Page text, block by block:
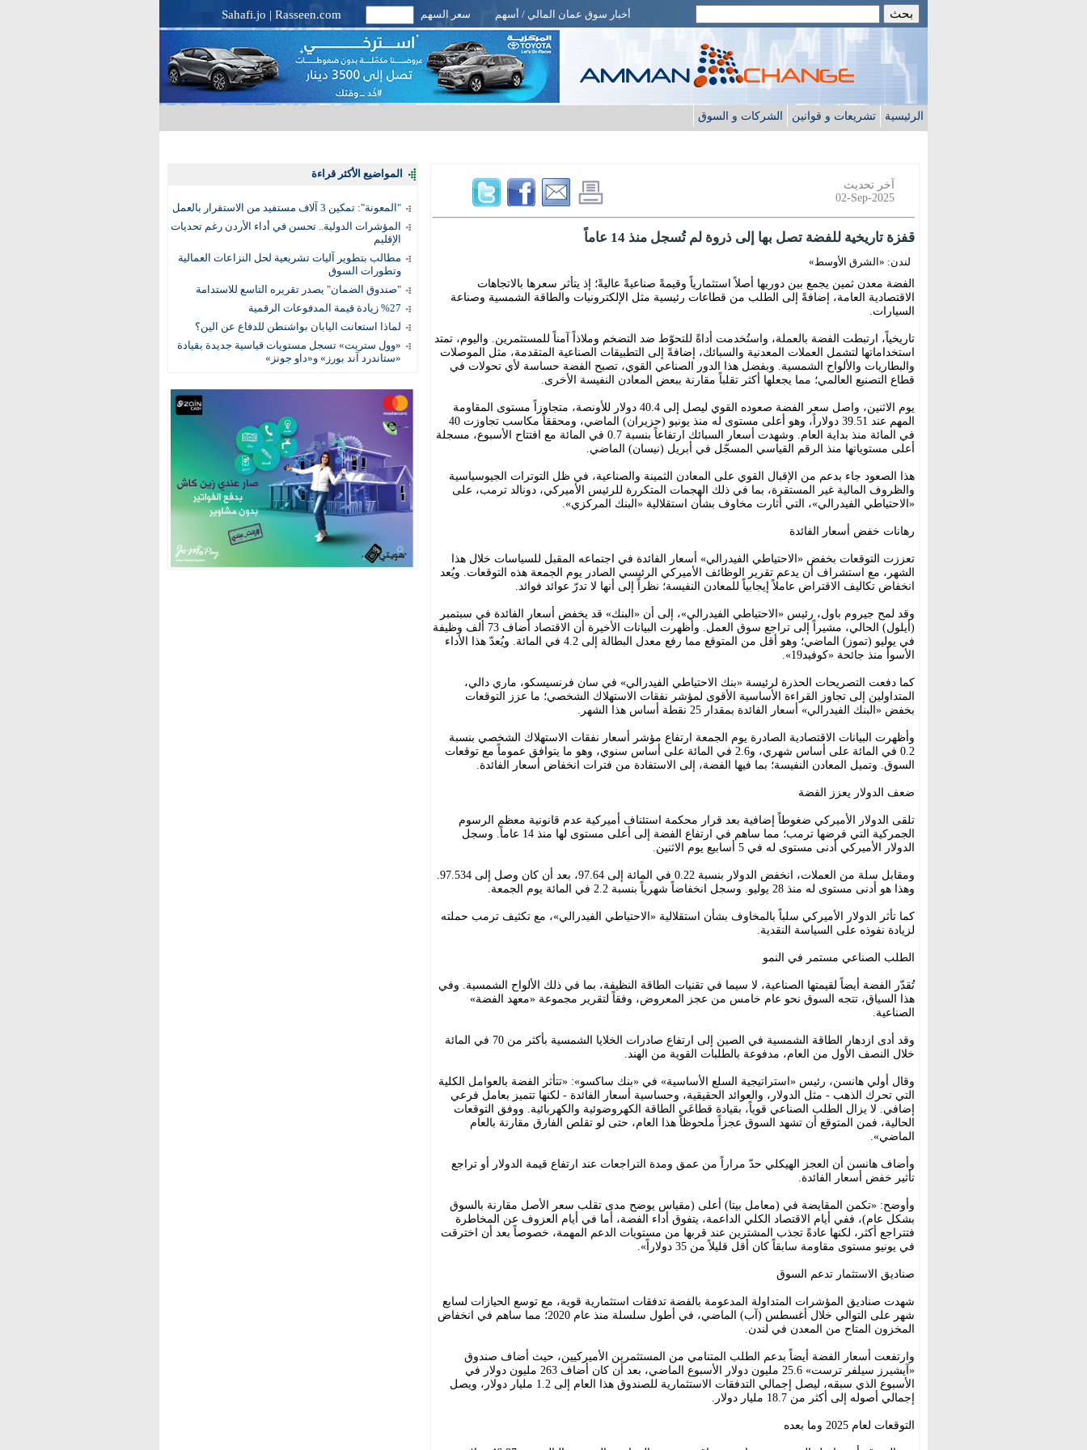
أخبار سوق عمان المالي / أسهم سعر السهم Sahafi.jo | Rasseen.com
الرئيسية تشريعات و قوانين الشركات و السوق
المواضيع الأكثر قراءة
"المعونة": تمكين 3 آلاف مستفيد من الاستقرار بالعمل
المؤشرات الدولية.. تحسن في أداء الأردن رغم تحديات
الإقليم
مطالب بتطوير آليات تشريعية لحل النزاعات العمالية
وتطورات السوق
"صندوق الضمان" يصدر تقريره التاسع للاستدامة
%27 زيادة قيمة المدفوعات الرقمية
لماذا استعانت اليابان بواشنطن للدفاع عن الين؟
«وول ستريت» تسجل مستويات قياسية جديدة بقيادة
«ستاندرد آند بورز» و«داو جونز»
آخر تحديث
02-Sep-2025
قفزة تاريخية للفضة تصل بها إلى ذروة لم تُسجل منذ 14 عاماً
لندن: «الشرق الأوسط»
الفضة معدن ثمين يجمع بين دوريها أصلاً استثمارياً وقيمةً صناعيةً عاليةً؛ إذ يتأثر سعرها بالاتجاهات
الاقتصادية العامة، إضافةً إلى الطلب من قطاعات رئيسية مثل الإلكترونيات والطاقة الشمسية وصناعة
السيارات.
تاريخياً، ارتبطت الفضة بالعملة، واستُخدمت أداةً للتحوّط ضد التضخم وملاذاً آمناً للمستثمرين. واليوم، تمتد
استخداماتها لتشمل العملات المعدنية والسبائك، إضافةً إلى التطبيقات الصناعية المتقدمة، مثل الموصلات
والبطاريات والألواح الشمسية. وبفضل هذا الدور الصناعي القوي، تصبح الفضة حساسة لأي تحولات في
قطاع التصنيع العالمي؛ مما يجعلها أكثر تقلباً مقارنة ببعض المعادن النفيسة الأخرى.
يوم الاثنين، واصل سعر الفضة صعوده القوي ليصل إلى 40.4 دولار للأونصة، متجاوزاً مستوى المقاومة
المهم عند 39.51 دولاراً، وهو أعلى مستوى له منذ يونيو (حزيران) الماضي، ومحققاً مكاسب تجاوزت 40
في المائة منذ بداية العام. وشهدت أسعار السبائك ارتفاعاً بنسبة 0.7 في المائة مع افتتاح الأسبوع، مسجلة
أعلى مستوياتها منذ الرقم القياسي المسجّل في أبريل (نيسان) الماضي.
هذا الصعود جاء بدعم من الإقبال القوي على المعادن الثمينة والصناعية، في ظل التوترات الجيوسياسية
والظروف المالية غير المستقرة، بما في ذلك الهجمات المتكررة للرئيس الأميركي، دونالد ترمب، على
«الاحتياطي الفيدرالي»، التي أثارت مخاوف بشأن استقلالية «البنك المركزي».
رهانات خفض أسعار الفائدة
تعززت التوقعات بخفض «الاحتياطي الفيدرالي» أسعار الفائدة في اجتماعه المقبل للسياسات خلال هذا
الشهر، مع استشراف أن يدعم تقرير الوظائف الأميركي الرئيسي الصادر يوم الجمعة هذه التوقعات. ويُعد
انخفاض تكاليف الاقتراض عاملاً إيجابياً للمعادن النفيسة؛ نظراً إلى أنها لا تدرّ عوائد فوائد.
وقد لمح جيروم باول، رئيس «الاحتياطي الفيدرالي»، إلى أن «البنك» قد يخفض أسعار الفائدة في سبتمبر
(أيلول) الحالي، مشيراً إلى تراجع سوق العمل. وأظهرت البيانات الأخيرة أن الاقتصاد أضاف 73 ألف وظيفة
في يوليو (تموز) الماضي؛ وهو أقل من المتوقع مما رفع معدل البطالة إلى 4.2 في المائة. ويُعدّ هذا الأداء
الأسوأ منذ جائحة «كوفيد19».
كما دفعت التصريحات الحذرة لرئيسة «بنك الاحتياطي الفيدرالي» في سان فرنسيسكو، ماري دالي،
المتداولين إلى تجاوز القراءة الأساسية الأقوى لمؤشر نفقات الاستهلاك الشخصي؛ ما عزز التوقعات
بخفض «البنك الفيدرالي» أسعار الفائدة بمقدار 25 نقطة أساس هذا الشهر.
وأظهرت البيانات الاقتصادية الصادرة يوم الجمعة ارتفاع مؤشر أسعار نفقات الاستهلاك الشخصي بنسبة
0.2 في المائة على أساس شهري، و2.6 في المائة على أساس سنوي، وهو ما يتوافق عموماً مع توقعات
السوق. وتميل المعادن النفيسة؛ بما فيها الفضة، إلى الاستفادة من فترات انخفاض أسعار الفائدة.
ضعف الدولار يعزز الفضة
تلقى الدولار الأميركي ضغوطاً إضافية بعد قرار محكمة استئناف أميركية عدم قانونية معظم الرسوم
الجمركية التي فرضها ترمب؛ مما ساهم في ارتفاع الفضة إلى أعلى مستوى لها منذ 14 عاماً. وسجل
الدولار الأميركي أدنى مستوى له في 5 أسابيع يوم الاثنين.
وهذا هو أدنى مستوى له منذ 28 يوليو. وسجل انخفاضاً شهرياً بنسبة 2.2 في المائة يوم الجمعة.
كما تأثر الدولار الأميركي سلباً بالمخاوف بشأن استقلالية «الاحتياطي الفيدرالي»، مع تكثيف ترمب حملته
لزيادة نفوذه على السياسة النقدية.
الطلب الصناعي مستمر في النمو
تُقدّر الفضة أيضاً لقيمتها الصناعية، لا سيما في تقنيات الطاقة النظيفة، بما في ذلك الألواح الشمسية. وفي
هذا السياق، تتجه السوق نحو عام خامس من عجز المعروض، وفقاً لتقرير مجموعة «معهد الفضة»
الصناعية.
وقد أدى ازدهار الطاقة الشمسية في الصين إلى ارتفاع صادرات الخلايا الشمسية بأكثر من 70 في المائة
خلال النصف الأول من العام، مدفوعة بالطلبات القوية من الهند.
وقال أولي هانسن، رئيس «استراتيجية السلع الأساسية» في «بنك ساكسو»: «تتأثر الفضة بالعوامل الكلية
التي تحرك الذهب - مثل الدولار، والعوائد الحقيقية، وحساسية أسعار الفائدة - لكنها تتميز بعامل فرعي
إضافي. لا يزال الطلب الصناعي قوياً، بقيادة قطاعَي الطاقة الكهروضوئية والكهربائية. ووفق التوقعات
الحالية، فمن المتوقع أن تشهد السوق عجزاً ملحوظاً هذا العام، حتى لو تقلص الفارق مقارنة بالعام
الماضي».
وأضاف هانسن أن العجز الهيكلي حدّ مراراً من عمق ومدة التراجعات عند ارتفاع قيمة الدولار أو تراجع
تأثير خفض أسعار الفائدة.
وأوضح: «تكمن المقايضة في (معامل بيتا) أعلى (مقياس يوضح مدى تقلب سعر الأصل مقارنة بالسوق
بشكل عام)، ففي أيام الاقتصاد الكلي الداعمة، يتفوق أداء الفضة، أما في أيام العزوف عن المخاطرة
فتتراجع أكثر، لكنها عادةً تجذب المشترين عند قربها من مستويات الدعم المهمة، خصوصاً بعد أن اخترقت
في يونيو مستوى مقاومة سابقاً كان أقل قليلاً من 35 دولاراً».
صناديق الاستثمار تدعم السوق
شهدت صناديق المؤشرات المتداولة المدعومة بالفضة تدفقات استثمارية قوية، مع توسع الحيازات لسابع
شهر على التوالي خلال أغسطس (آب) الماضي، في أطول سلسلة منذ عام 2020؛ مما ساهم في انخفاض
المخزون المتاح من المعدن في لندن.
وارتفعت أسعار الفضة أيضاً بدعم الطلب المتنامي من المستثمرين الأميركيين، حيث أضاف صندوق
«آيشيرز سيلفر ترست» 25.6 مليون دولار الأسبوع الماضي، بعد أن كان أضاف 263 مليون دولار في
الأسبوع الذي سبقه، ليصل إجمالي التدفقات الاستثمارية للصندوق هذا العام إلى 1.2 مليار دولار، ويصل
إجمالي أصوله إلى أكثر من 18.7 مليار دولار.
التوقعات لعام 2025 وما بعده